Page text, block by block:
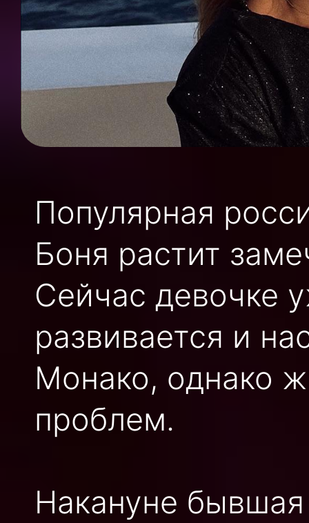
Популярная
Боня растит
Сейчас девочке
развивается и
Монако, однако
проблем.
Накануне